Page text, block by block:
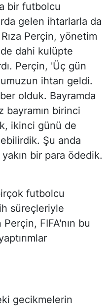
bir futbolcu
gelen ihtarlarla da
Perçin, yönetim
dahi kulüpte
Perçin, 'Üç gün
ihtarı geldi.
olduk. Bayramda
bayramın birinci
ikinci günü de
Şu anda
bir para ödedik.
futbolcu
süreçleriyle
Perçin, FIFA'nın bu
gecikmelerin